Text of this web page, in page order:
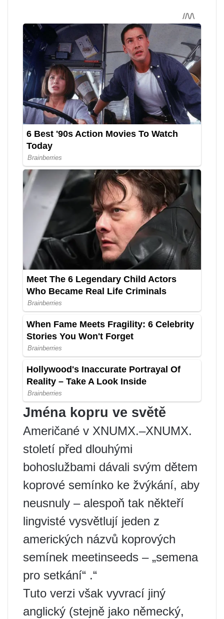
Jména kopru ve světě
Američané v XNUMX.–XNUMX.
století před dlouhými
bohoslužbami dávali svým dětem
koprové semínko ke žvýkání, aby
neusnuly – alespoň tak někteří
lingvisté vysvětlují jeden z
amerických názvů koprových
semínek meetinseeds – „semena
pro setkání“ .“
Tuto verzi však vyvrací jiný
anglický (stejně jako německý,